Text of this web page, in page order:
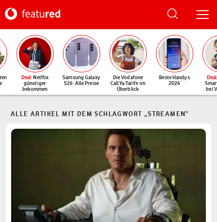
Deal: Netflix
günstiger
bekommen
Samsung Galaxy
S26: Alle Preise
Die Vodafone
CallYa-Tarife im
Überblick
Beste Handys
2026
Deal
bei
ALLE ARTIKEL MIT DEM SCHLAGWORT „STREAMEN“